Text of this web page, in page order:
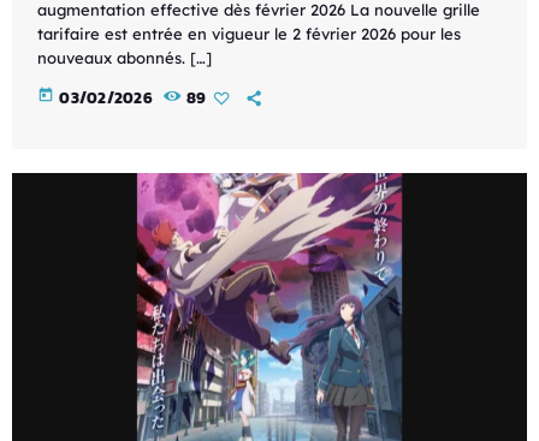
augmentation effective dès février 2026 La nouvelle grille
tarifaire est entrée en vigueur le 2 février 2026 pour les
nouveaux abonnés. […]
today 03/02/2026 89